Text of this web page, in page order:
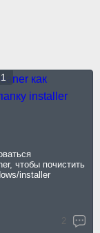
чтобы почистить
installer
2